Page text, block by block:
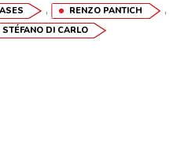
, RENZO PANTICH ,
STÉFANO DI CARLO